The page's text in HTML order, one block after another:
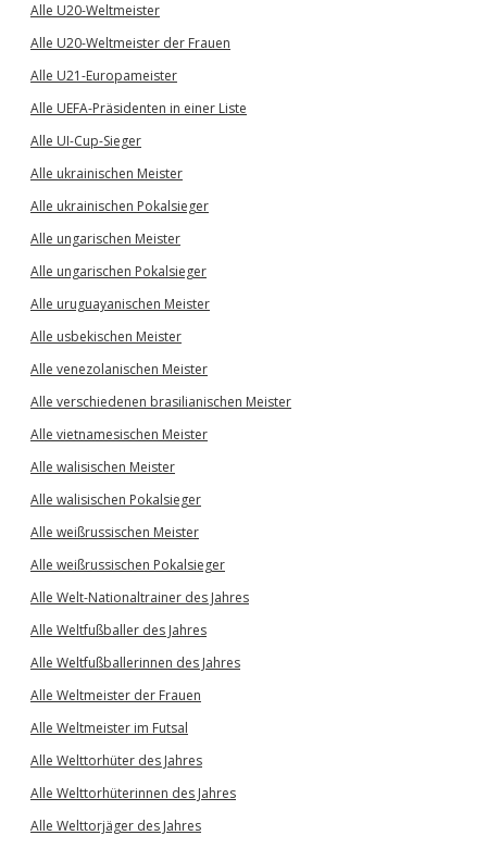
Alle U20-Weltmeister
Alle U20-Weltmeister der Frauen
Alle U21-Europameister
Alle UEFA-Präsidenten in einer Liste
Alle UI-Cup-Sieger
Alle ukrainischen Meister
Alle ukrainischen Pokalsieger
Alle ungarischen Meister
Alle ungarischen Pokalsieger
Alle uruguayanischen Meister
Alle usbekischen Meister
Alle venezolanischen Meister
Alle verschiedenen brasilianischen Meister
Alle vietnamesischen Meister
Alle walisischen Meister
Alle walisischen Pokalsieger
Alle weißrussischen Meister
Alle weißrussischen Pokalsieger
Alle Welt-Nationaltrainer des Jahres
Alle Weltfußballer des Jahres
Alle Weltfußballerinnen des Jahres
Alle Weltmeister der Frauen
Alle Weltmeister im Futsal
Alle Welttorhüter des Jahres
Alle Welttorhüterinnen des Jahres
Alle Welttorjäger des Jahres